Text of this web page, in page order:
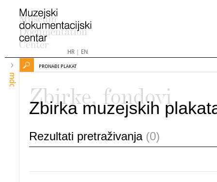
HR| EN
mdc
PRONAĐI PLAKAT
Zbirke, fondovi
Zbirka muzejskih
Rezultati pretraživanja (0)